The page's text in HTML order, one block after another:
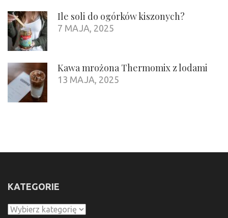
Ile soli do ogórków kiszonych?
7 MAJA, 2025
Kawa mrożona Thermomix z lodami
13 MAJA, 2025
KATEGORIE
Kategorie